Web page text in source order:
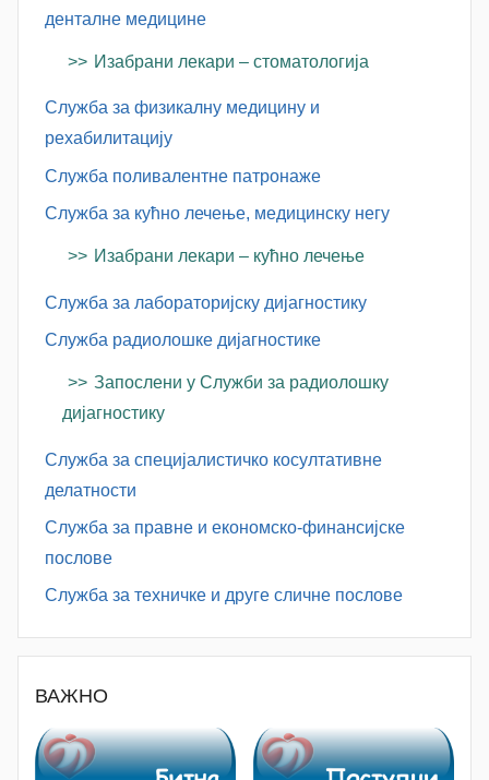
денталне медицине
Изабрани лекари – стоматологија
Служба за физикалну медицину и
рехабилитацију
Служба поливалентне патронаже
Служба за кућно лечење, медицинску негу
Изабрани лекари – кућно лечење
Служба за лабораторијску дијагностику
Служба радиолошке дијагностике
Запослени у Служби за радиолошку
дијагностику
Служба за специјалистичко косултативне
делатности
Служба за правне и економско-финансијске
послове
Служба за техничке и друге сличне послове
ВАЖНО